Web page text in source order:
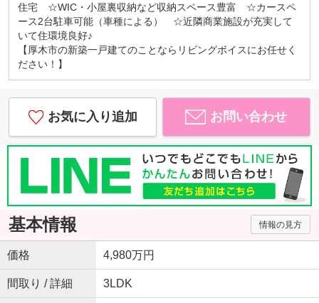
住宅 ☆WIC・小屋裏収納など収納スペース豊富 ☆カースペ
ース2台駐車可能（車種による） ☆近隣商業施設が充実して
いて住環境良好♪
【厚木市の新築一戸建てのことならリビングボイスにお任せく
ださい！】
お気に入り追加 お問い合わせ
基本情報 情報の見方
価格 4,980万円
間取り / 詳細 3LDK